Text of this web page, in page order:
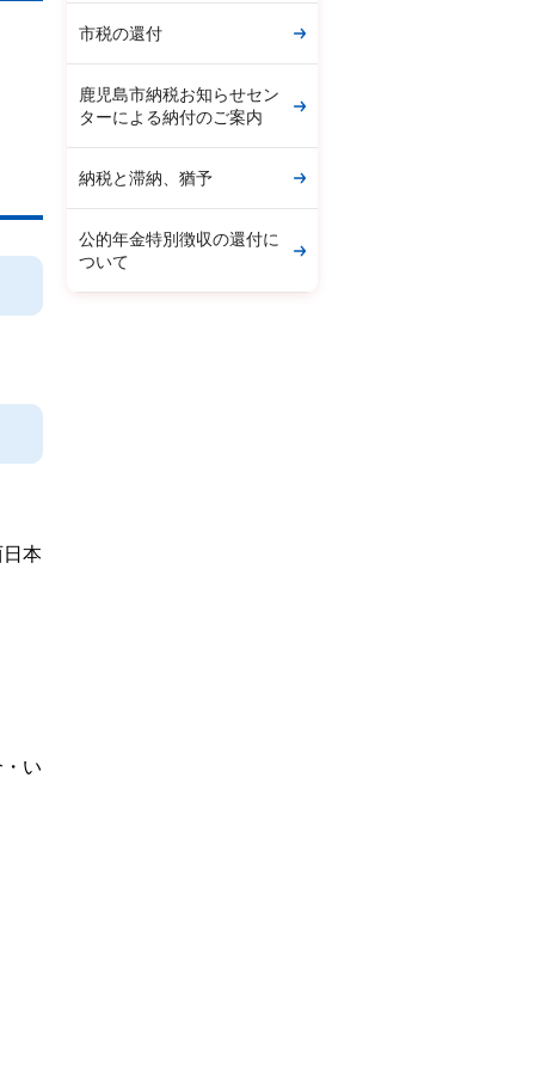
本
い
市税の還付
鹿児島市納税お知らせセン
ターによる納付のご案内
納税と滞納、猶予
公的年金特別徴収の還付に
ついて